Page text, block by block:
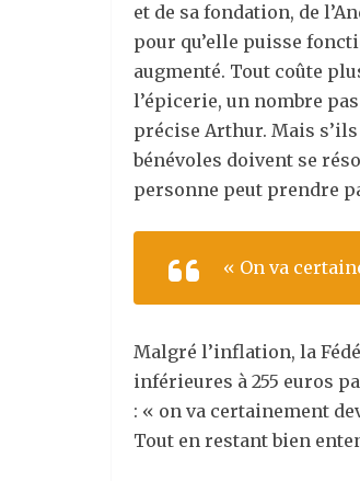
et de sa fondation, de
pour qu’elle puisse
augmenté. Tout coûte
l’épicerie, un nombre
précise Arthur. Mais
bénévoles doivent se
personne peut prendre
« On va
Malgré l’inflation, la
inférieures à 255 euros
: « on va certainement
Tout en restant bien